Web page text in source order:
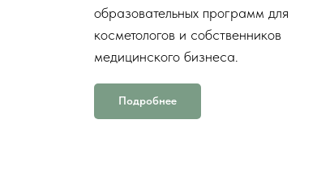
образовательных программ для
косметологов и собственников
медицинского бизнеса.
Подробнее